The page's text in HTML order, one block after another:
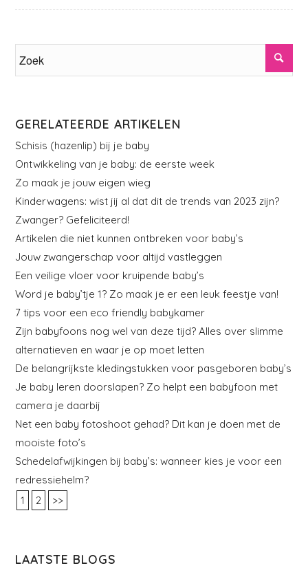
GERELATEERDE ARTIKELEN
Schisis (hazenlip) bij je baby
Ontwikkeling van je baby: de eerste week
Zo maak je jouw eigen wieg
Kinderwagens: wist jij al dat dit de trends van 2023 zijn?
Zwanger? Gefeliciteerd!
Artikelen die niet kunnen ontbreken voor baby’s
Jouw zwangerschap voor altijd vastleggen
Een veilige vloer voor kruipende baby’s
Word je baby’tje 1? Zo maak je er een leuk feestje van!
7 tips voor een eco friendly babykamer
Zijn babyfoons nog wel van deze tijd? Alles over slimme
alternatieven en waar je op moet letten
De belangrijkste kledingstukken voor pasgeboren baby’s
Je baby leren doorslapen? Zo helpt een babyfoon met
camera je daarbij
Net een baby fotoshoot gehad? Dit kan je doen met de
mooiste foto’s
Schedelafwijkingen bij baby’s: wanneer kies je voor een
redressiehelm?
1
2 >>
LAATSTE BLOGS